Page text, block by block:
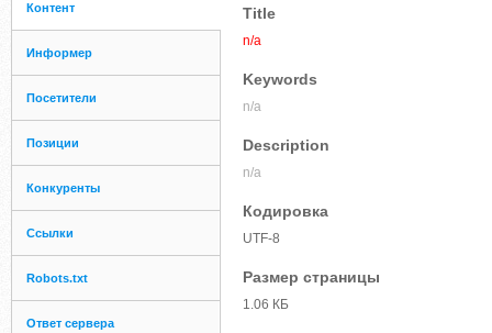
Контент
Информер
Посетители
Позиции
Конкуренты
Ссылки
Robots.txt
Ответ сервера
Title
n/a
Keywords
n/a
Description
n/a
Кодировка
UTF-8
Размер страницы
1.06 КБ